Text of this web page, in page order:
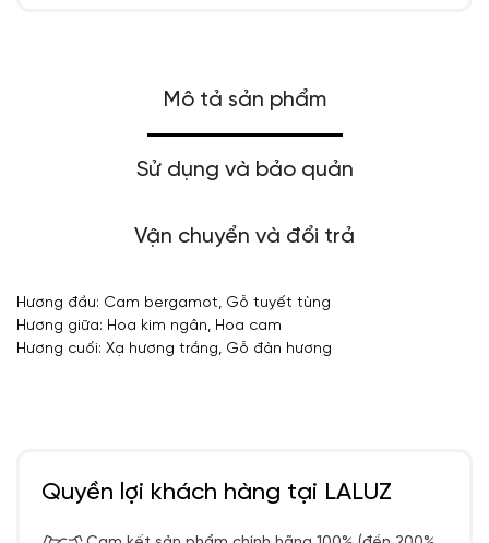
Mô tả sản phẩm
Sử dụng và bảo quản
Vận chuyển và đổi trả
Hương đầu: Cam bergamot, Gỗ tuyết tùng
Hương giữa: Hoa kim ngân, Hoa cam
Hương cuối: Xạ hương trắng, Gỗ đàn hương
Quyền lợi khách hàng tại LALUZ